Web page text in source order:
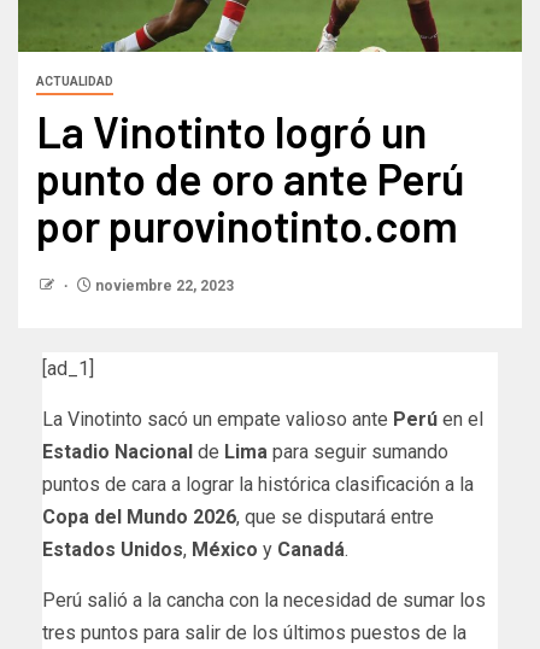
ACTUALIDAD
La Vinotinto logró un
punto de oro ante Perú
por purovinotinto.com
noviembre 22, 2023
[ad_1]
La Vinotinto sacó un empate valioso ante Perú en el
Estadio Nacional de Lima para seguir sumando
puntos de cara a lograr la histórica clasificación a la
Copa del Mundo 2026, que se disputará entre
Estados Unidos, México y Canadá.
Perú salió a la cancha con la necesidad de sumar los
tres puntos para salir de los últimos puestos de la